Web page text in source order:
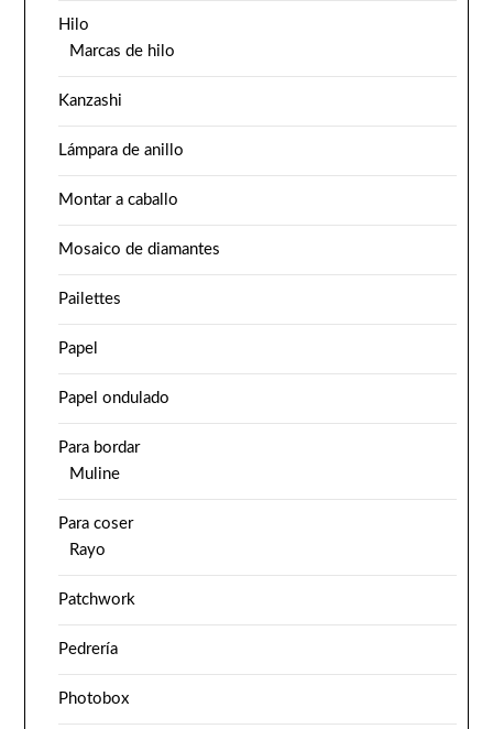
Hilo
Marcas de hilo
Kanzashi
Lámpara de anillo
Montar a caballo
Mosaico de diamantes
Pailettes
Papel
Papel ondulado
Para bordar
Muline
Para coser
Rayo
Patchwork
Pedrería
Photobox